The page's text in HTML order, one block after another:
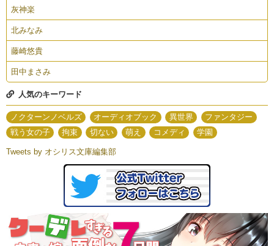
灰神楽
北みなみ
藤崎悠貴
田中まさみ
人気のキーワード
ノクターンノベルズ オーディオブック 異世界
ファンタジー
戦う女の子
拘束 切ない 萌え コメディ 学園
Tweets by オシリス文庫編集部